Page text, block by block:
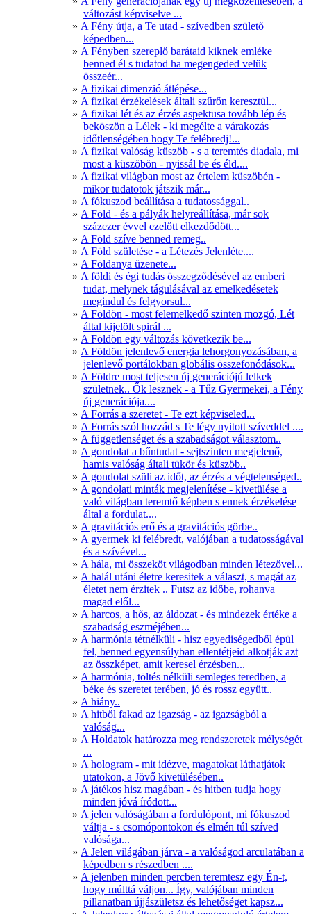
változást képviselve ...
A Fény útja, a Te utad - szívedben születő
képedben...
A Fényben szereplő barátaid kiknek emléke
benned él s tudatod ha megengeded velük
összeér...
A fizikai dimenzió átlépése...
A fizikai érzékelések általi szűrőn keresztül...
A fizikai lét és az érzés aspektusa tovább lép és
beköszön a Lélek - ki megélte a várakozás
időtlenségében hogy Te felébredj!...
A fizikai valóság küszöb - s a teremtés diadala, mi
most a küszöbön - nyissál be és éld....
A fizikai világban most az értelem küszöbén -
mikor tudatotok játszik már...
A fókuszod beállítása a tudatossággal..
A Föld - és a pályák helyreállítása, már sok
százezer évvel ezelőtt elkezdődött...
A Föld szíve benned remeg..
A Föld születése - a Létezés Jelenléte....
A Földanya üzenete...
A földi és égi tudás összegződésével az emberi
tudat, melynek tágulásával az emelkedésetek
megindul és felgyorsul...
A Földön - most felemelkedő szinten mozgó, Lét
által kijelölt spirál ...
A Földön egy változás következik be...
A Földön jelenlevő energia lehorgonyozásában, a
jelenlevő portálokban globális összefonódások...
A Földre most teljesen új generációjú lelkek
születnek.. Ők lesznek - a Tűz Gyermekei, a Fény
új generációja....
A Forrás a szeretet - Te ezt képviseled...
A Forrás szól hozzád s Te légy nyitott szíveddel ....
A függetlenséget és a szabadságot választom..
A gondolat a bűntudat - sejtszinten megjelenő,
hamis valóság általi tükör és küszöb..
A gondolat szüli az időt, az érzés a végtelenséged..
A gondolati minták megjelenítése - kivetülése a
való világban teremtő képben s ennek érzékelése
által a fordulat....
A gravitációs erő és a gravitációs görbe..
A gyermek ki felébredt, valójában a tudatosságával
és a szívével...
A hála, mi összeköt világodban minden létezővel...
A halál utáni életre keresitek a választ, s magát az
életet nem érzitek .. Futsz az időbe, rohanva
magad elől...
A harcos, a hős, az áldozat - és mindezek értéke a
szabadság eszméjében...
A harmónia tétnélküli - hisz egyediségedből épül
fel, benned egyensúlyban ellentétjeid alkotják azt
az összképet, amit keresel érzésben...
A harmónia, töltés nélküli semleges teredben, a
béke és szeretet terében, jó és rossz együtt..
A hiány..
A hitből fakad az igazság - az igazságból a
valóság...
A Holdatok határozza meg rendszeretek mélységét
...
A hologram - mit idézve, magatokat láthatjátok
utatokon, a Jövő kivetülésében..
A játékos hisz magában - és hitben tudja hogy
minden jóvá íródott...
A jelen valóságában a fordulópont, mi fókuszod
váltja - s csomópontokon és elmén túl szíved
valósága...
A Jelen világában járva - a valóságod arculatában a
képedben s részedben ....
A jelenben minden percben teremtesz egy Én-t,
hogy múlttá váljon... Így, valójában minden
pillanatban újjászületsz és lehetőséget kapsz...